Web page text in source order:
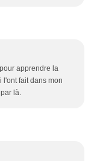
apprendre la
l'ont fait dans mon
là.